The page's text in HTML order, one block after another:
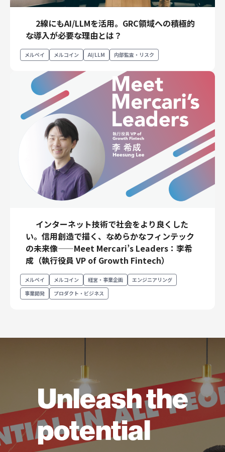
2線にもAI/LLMを活用。GRC領域への積極的
な導入が必要な理由とは？
メルペイ メルコイン AI/LLM 内部監査・リスク
インターネット技術で社会をより良くした
い。信用創造で描く、なめらかなフィンテック
の未来像——Meet Mercari’s Leaders：李希
成（執行役員 VP of Growth Fintech）
メルペイ メルコイン 経営・事業企画
エンジニアリング
事業開発
プロダクト・ビジネス
Unleash the
potential